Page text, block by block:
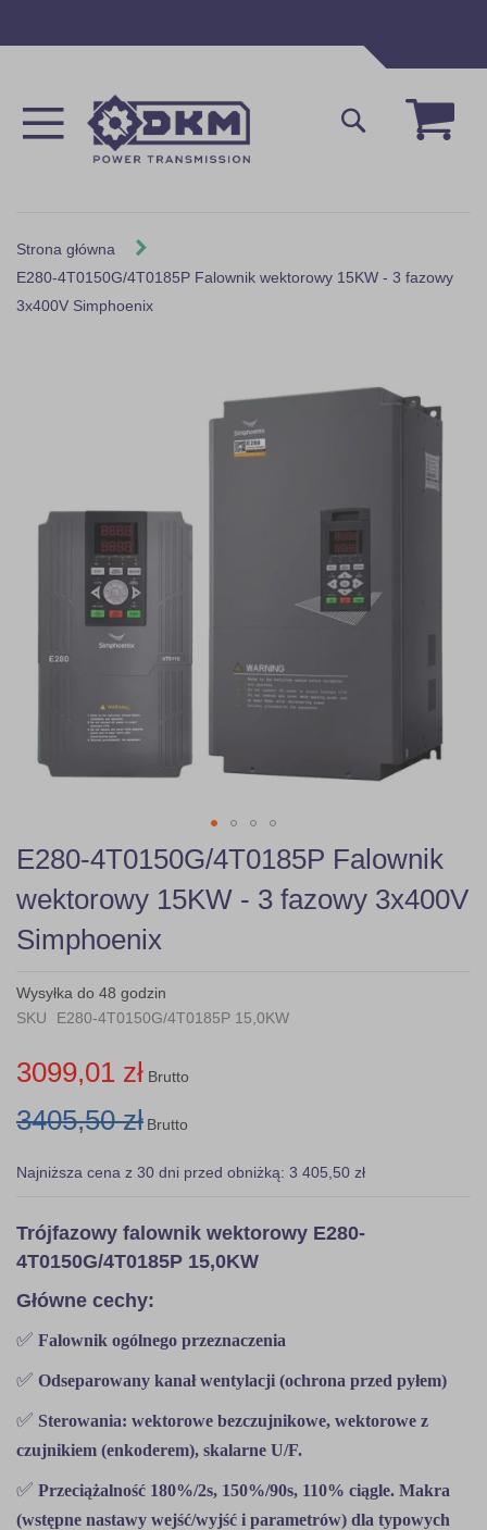
Mój
Szukaj
Strona główna
E280-4T0150G/4T0185P Falownik wektorowy 15KW - 3 fazowy
3x400V Simphoenix
Skip
to
beginning
of
the
gallery
E280-4T0150G/4T0185P Falownik
wektorowy 15KW - 3 fazowy 3x400V
Simphoenix
Wysyłka do 48 godzin
SKU
E280-4T0150G/4T0185P 15,0KW
3099,01 zł Brutto
3405,50 zł Brutto
Najniższa cena z 30 dni przed obniżką: 3 405,50 zł
Trójfazowy falownik wektorowy E280-
4T0150G/4T0185P 15,0KW
Główne cechy:
✅ Falownik ogólnego przeznaczenia
✅ Odseparowany kanał wentylacji (ochrona przed pyłem)
✅ Sterowania: wektorowe bezczujnikowe, wektorowe z
czujnikiem (enkoderem), skalarne U/F.
✅ Przeciążalność 180%/2s, 150%/90s, 110% ciągle. Makra
(wstępne nastawy wejść/wyjść i parametrów) dla typowych